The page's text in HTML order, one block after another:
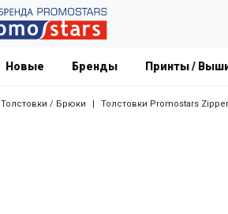
Новые Бренды Принты /
Толстовки / Брюки Толстовки Promostars Zipper